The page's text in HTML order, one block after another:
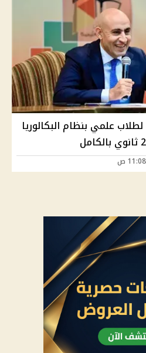
علمي بنظام البكالوريا